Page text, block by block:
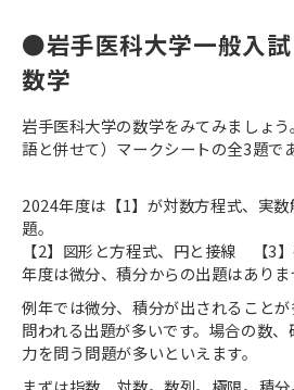
●岩手医科大学一般入
数学
岩手医科大学の数学をみてみましょ
語と併せて）マークシートの全3題で
2024年度は【1】が対数方程式、実
題。
【2】図形と方程式、円と接線 【3
年度は微分、積分からの出題はありま
例年では微分、積分が出されること
問われる出題が多いです。場合の数
力を問う問題が多いといえます。